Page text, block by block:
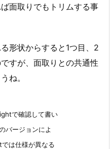
面取りでもトリムする事
形状からすると1つ目、2
すが、面取りとの共通性
ね。
で確認して書い
バージョンによ
は仕様が異なる